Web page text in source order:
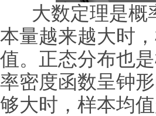
大数定理是概
本量越来越大时
值。正态分布也
率密度函数呈钟
够大时，样本均